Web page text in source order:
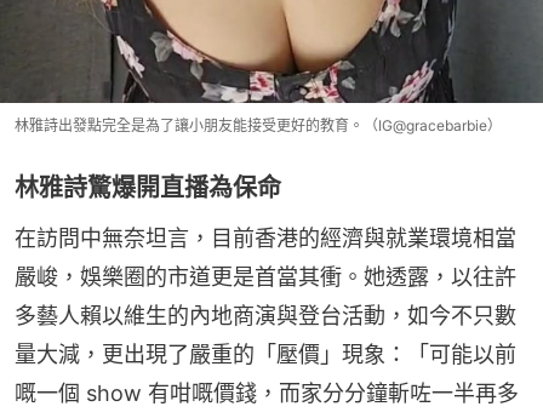
林雅詩出發點完全是為了讓小朋友能接受更好的教育。（IG@gracebarbie）
林雅詩驚爆開直播為保命
在訪問中無奈坦言，目前香港的經濟與就業環境相當
嚴峻，娛樂圈的市道更是首當其衝。她透露，以往許
多藝人賴以維生的內地商演與登台活動，如今不只數
量大減，更出現了嚴重的「壓價」現象：「可能以前
嘅一個 show 有咁嘅價錢，而家分分鐘斬咗一半再多